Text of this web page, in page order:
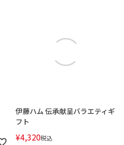
伊藤ハム 伝承献呈バラエティギ
フト
¥4,320税込